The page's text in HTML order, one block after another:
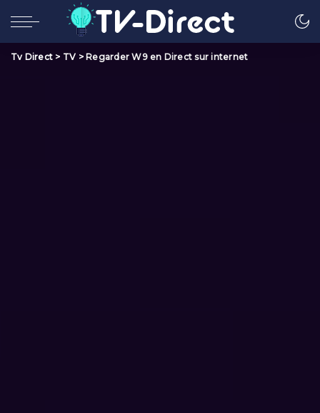
Tv Direct > TV > Regarder W9 en Direct sur internet